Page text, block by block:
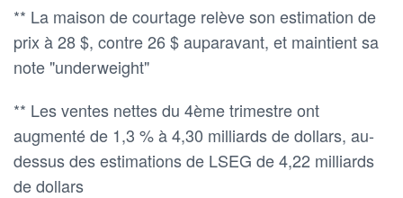
** La maison de courtage relève son estimation de
prix à 28 $, contre 26 $ auparavant, et maintient sa
note "underweight"
** Les ventes nettes du 4ème trimestre ont
augmenté de 1,3 % à 4,30 milliards de dollars, au-
dessus des estimations de LSEG de 4,22 milliards
de dollars